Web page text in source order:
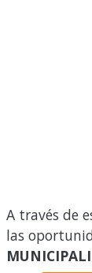
A través de
las